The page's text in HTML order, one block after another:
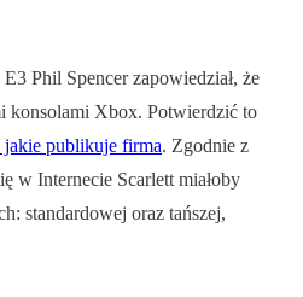
Phil Spencer zapowiedział, że
konsolami Xbox. Potwierdzić to
jakie publikuje firma. Zgodnie z
w Internecie Scarlett miałoby
standardowej oraz tańszej,